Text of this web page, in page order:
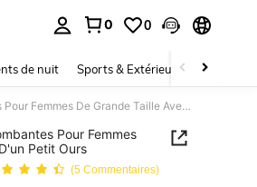
0 0
de nuit Sports & Extérieur Enfants
SHEIN EZwear Pull À Épaules Tombantes Pour Femmes De Grande Taille Avec Broderie D'un Petit Ours
Pour Femmes
Petit Ours
(5 Commentaires)